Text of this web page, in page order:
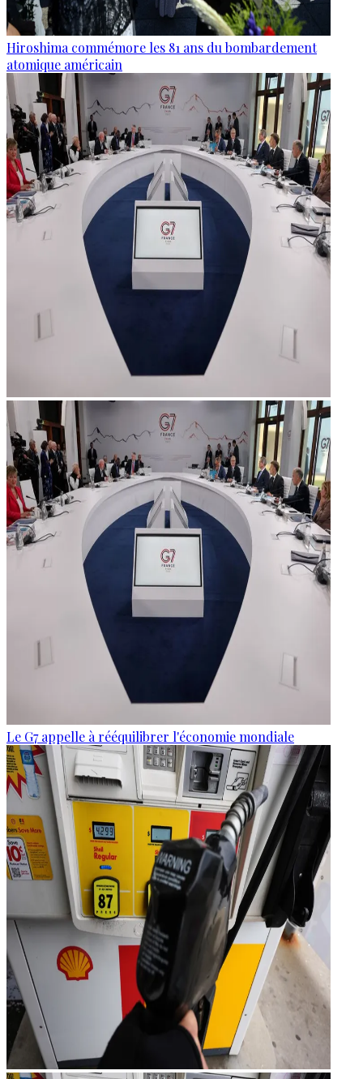
Hiroshima commémore les 81 ans du bombardement
atomique américain
Le G7 appelle à rééquilibrer l'économie mondiale